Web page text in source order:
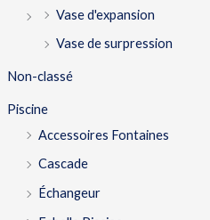
Vase d'expansion
Vase de surpression
Non-classé
Piscine
Accessoires Fontaines
Cascade
Échangeur